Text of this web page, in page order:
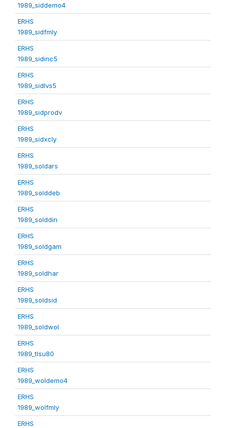
1989_siddemo4
ERHS
1989_sidfmly
ERHS
1989_sidinc5
ERHS
1989_sidlvs5
ERHS
1989_sidprodv
ERHS
1989_sidxcly
ERHS
1989_soldars
ERHS
1989_solddeb
ERHS
1989_solddin
ERHS
1989_soldgam
ERHS
1989_soldhar
ERHS
1989_soldsid
ERHS
1989_soldwol
ERHS
1989_tlsu80
ERHS
1989_woldemo4
ERHS
1989_wolfmly
ERHS